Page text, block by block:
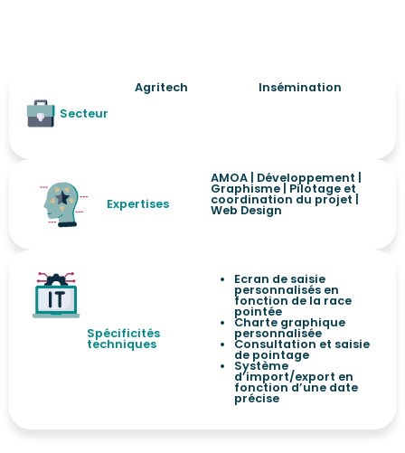
Secteur
Agritech Insémination
Expertises
AMOA| Développement
Graphisme| Pilotage et
coordination du projet
Web Design
Spécificités
techniques
Ecran de saisie
personnalisés en
fonction de la race
pointée
Charte graphique
personnalisée
Consultation et saisie
de pointage
Système
d’import/export en
fonction d’une date
précise